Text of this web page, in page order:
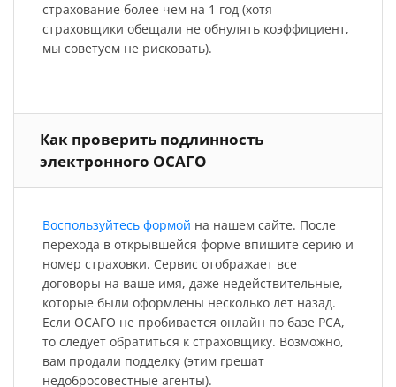
страхование более чем на 1 год (хотя
страховщики обещали не обнулять коэффициент,
мы советуем не рисковать).
Как проверить подлинность
электронного ОСАГО
Воспользуйтесь формой на нашем сайте. После
перехода в открывшейся форме впишите серию и
номер страховки. Сервис отображает все
договоры на ваше имя, даже недействительные,
которые были оформлены несколько лет назад.
Если ОСАГО не пробивается онлайн по базе РСА,
то следует обратиться к страховщику. Возможно,
вам продали подделку (этим грешат
недобросовестные агенты).